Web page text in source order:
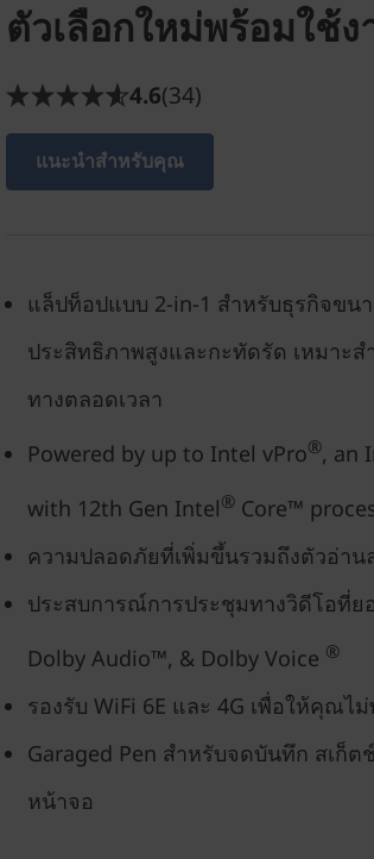
ตัวเลือกใหม่พร้อมใช้ง
4.6(34)
แนะนำสำหรับคุณ
แล็ปท็อปแบบ 2-in-1 สำหรับธุรกิจขน
ประสิทธิภาพสูงและกะทัดรัด เหมาะ
ทางตลอดเวลา
Powered by up to Intel vPro®, an
with 12th Gen Intel® Core™
ความปลอดภัยที่เพิ่มขึ้นรวมถึงตัวอ่า
ประสบการณ์การประชุมทางวิดีโอที่ย
Dolby Audio™, & Dolby Voice ®
รองรับ WiFi 6E และ 4G เพื่อให้คุณไ
Garaged Pen สำหรับจดบันทึก สเก็ต
หน้าจอ